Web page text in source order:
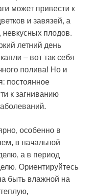
может привести к
и завязей, а
плодов.
летний день
– вот так себя
полива! Но и
постоянное
к загниванию
особенно в
в начальной
а в период
Ориентируйтесь
быть влажной на